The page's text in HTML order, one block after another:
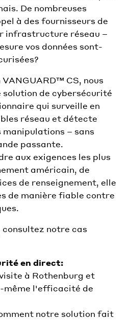
De nombreuses
à des fournisseurs de
infrastructure réseau –
vos données sont-
CS, nous
solution de cybersécurité
qui surveille en
réseau et détecte
– sans
passante.
aux exigences les plus
américain, de
de renseignement, elle
de manière fiable contre
consultez notre cas
en direct:
à Rothenburg et
même l'efficacité de
notre solution fait